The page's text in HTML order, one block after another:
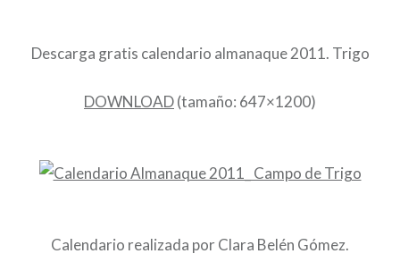
Descarga gratis calendario almanaque 2011. Trigo
DOWNLOAD(tamaño: 647×1200)
Calendario realizada por Clara Belén Gómez.